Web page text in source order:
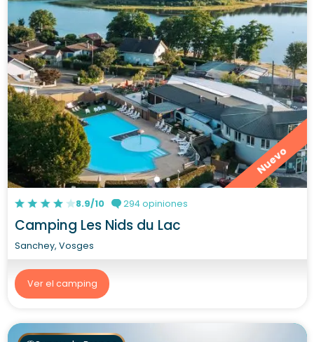
Nuevo
8.9/10 294 opiniones
Camping Les Nids du Lac
Sanchey, Vosges
Ver el camping